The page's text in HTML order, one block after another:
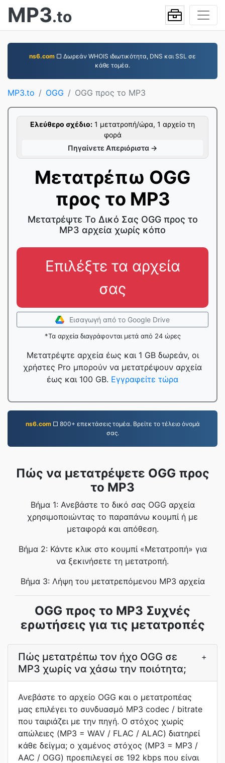
MP3.to
ns6.com □ Δωρεάν WHOIS ιδιωτικότητα, DNS και SSL σε
κάθε τομέα.
MP3.to OGG OGG προς το MP3
Ελεύθερο σχέδιο: 1 μετατροπή/ώρα, 1 αρχείο τη
φορά
Πηγαίνετε Απεριόριστα →
Μετατρέπω OGG
προς το MP3
Μετατρέψτε Το Δικό Σας OGG προς το
MP3 αρχεία χωρίς κόπο
Επιλέξτε τα αρχεία
σας
Εισαγωγή από το Google Drive
*Τα αρχεία διαγράφονται μετά από 24 ώρες
Μετατρέψτε αρχεία έως και 1 GB δωρεάν, οι
χρήστες Pro μπορούν να μετατρέψουν αρχεία
έως και 100 GB. Εγγραφείτε τώρα
ns6.com□ 800+ επεκτάσεις τομέα. Βρείτε το τέλειο όνομά
σας.
Πώς να μετατρέψετε OGG προς
το MP3
Βήμα 1: Ανεβάστε το δικό σας OGG αρχεία
χρησιμοποιώντας το παραπάνω κουμπί ή με
μεταφορά και απόθεση.
Βήμα 2: Κάντε κλικ στο κουμπί «Μετατροπή» για
να ξεκινήσετε τη μετατροπή.
Βήμα 3: Λήψη του μετατρεπόμενου MP3 αρχεία
OGG προς το MP3 Συχνές
ερωτήσεις για τις μετατροπές
Πώς μετατρέπω τον ήχο OGG σε
MP3 χωρίς να χάσω την ποιότητα;
+
Ανεβάστε το αρχείο OGG και ο μετατροπέας
μας επιλέγει το συνδυασμό MP3 codec / bitrate
που ταιριάζει με την πηγή. Ο στόχος χωρίς
απώλειες (MP3 = WAV / FLAC / ALAC) διατηρεί
κάθε δείγμα; ο χαμένος στόχος (MP3 = MP3 /
AAC / OGG) προεπιλεγεί σε 192 kbps που είναι